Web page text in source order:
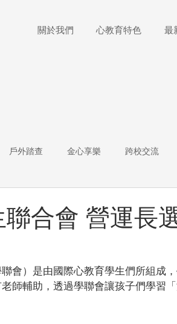
關於我們 心教育特色 最
戶外踏查 金心享樂 跨校交流
合會 營運長
會）是由國際心教育學生們所組成
師輔助，透過學聯會讓孩子們學習